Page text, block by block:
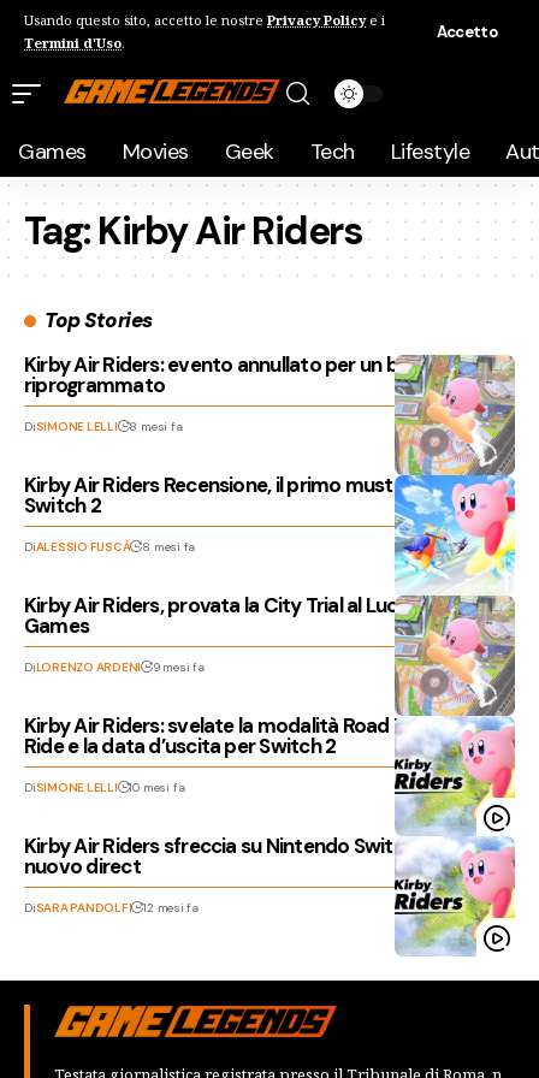
Usando questo sito, accetto le nostre Privacy Policye i
Termini d'Uso.
Accetto
Games Movies Geek Tech Lifestyle
Tag:Kirby Air Riders
Top Stories
Kirby Air Riders: evento annullato per un bug, ma sarà
riprogrammato
DiSIMONE LELLI 8 mesi fa
Kirby Air Riders Recensione, il primo must buy per
Switch 2
DiALESSIO FUSCÀ 8 mesi fa
Kirby Air Riders, provata la City Trial al Lucca Comics &
Games
DiLORENZO ARDENI 9 mesi fa
Kirby Air Riders: svelate la modalità Road Trip, la Top
Ride e la data d’uscita per Switch 2
DiSIMONE LELLI 10 mesi fa
Kirby Air Riders sfreccia su Nintendo Switch 2 nel
nuovo direct
DiSARA PANDOLFI 12 mesi fa